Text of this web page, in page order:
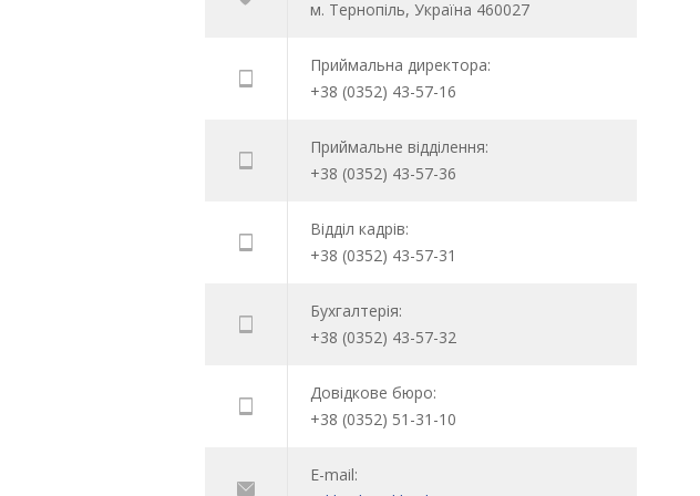
м. Тернопіль, Україна 460027
Приймальна директора:
+38 (0352) 43-57-16
Приймальне відділення:
+38 (0352) 43-57-36
Відділ кадрів:
+38 (0352) 43-57-31
Бухгалтерія:
+38 (0352) 43-57-32
Довідкове бюро:
+38 (0352) 51-31-10
E-mail: